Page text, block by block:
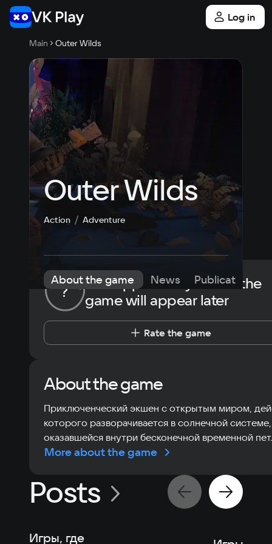
Log in
Main Outer Wilds
Outer Wilds
Action Adventure
About the game News Publications
?
The opportunity to rate the
game will appear later
Rate the game
About the game
Приключенческий экшен с открытым миром,
которого разворачивается в солнечной системе,
оказавшейся внутри бесконечной временной
More about the game
Posts
Игры, где